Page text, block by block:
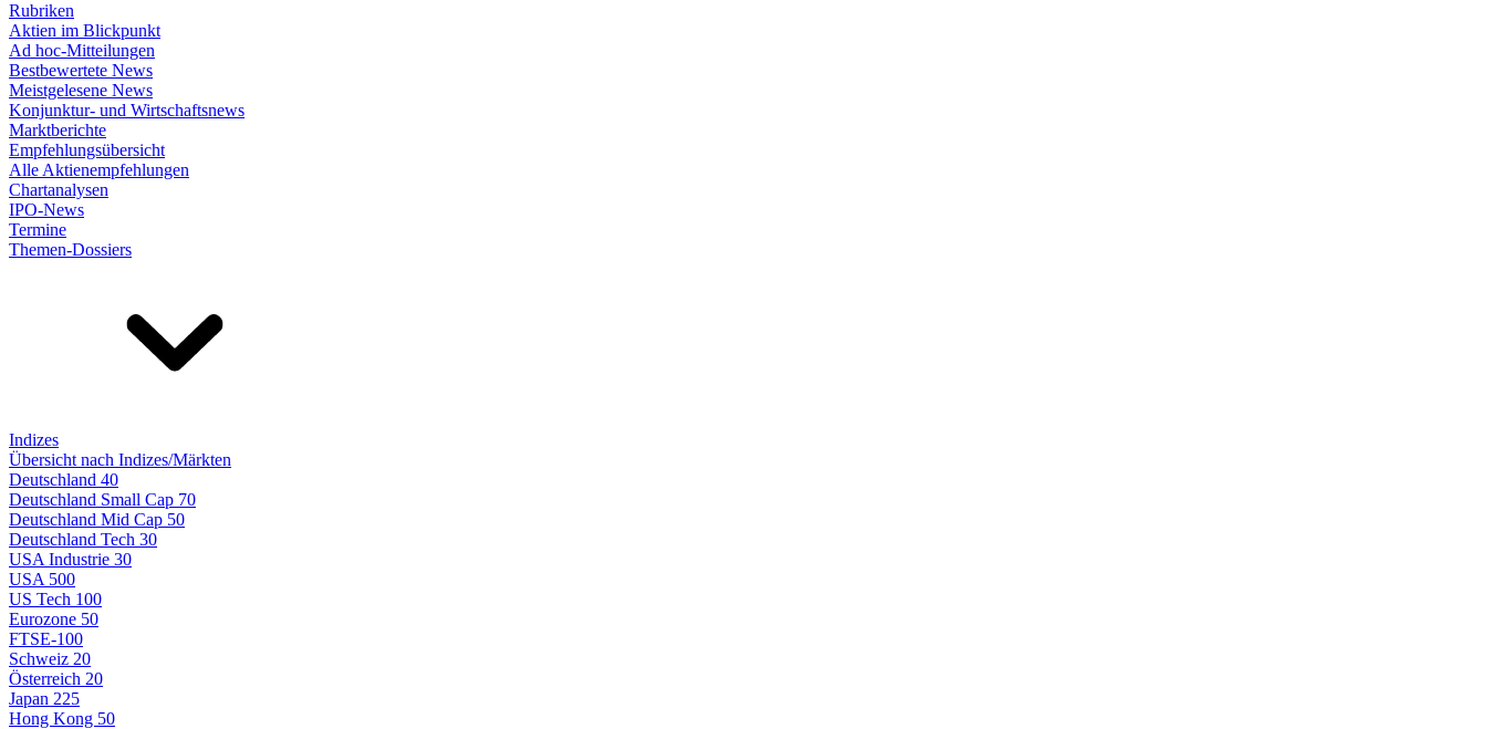
Rubriken
Aktien im Blickpunkt
Ad hoc-Mitteilungen
Bestbewertete News
Meistgelesene News
Konjunktur- und Wirtschaftsnews
Marktberichte
Empfehlungsübersicht
Alle Aktienempfehlungen
Chartanalysen
IPO-News
Termine
Themen-Dossiers
Indizes
Übersicht nach Indizes/Märkten
Deutschland 40
Deutschland Small Cap 70
Deutschland Mid Cap 50
Deutschland Tech 30
USA Industrie 30
USA 500
US Tech 100
Eurozone 50
FTSE-100
Schweiz 20
Österreich 20
Japan 225
Hong Kong 50